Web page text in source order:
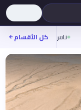
ناس روح
كل الأقسام